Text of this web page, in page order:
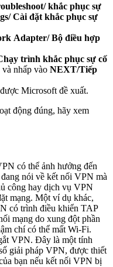
khắc phục sự
Cài đặt khắc phục sự
Adapter/ Bộ điều hợp
trình khắc phục sự cố
nhấp vào NEXT/Tiếp
Microsoft đề xuất.
động đúng, hãy xem
có thể ảnh hưởng đến
nói về kết nối VPN mà
công hay dịch vụ VPN
dụ khác,
có trình điều khiển TAP
mạng do xung đột phần
chí có thể mất Wi-Fi.
VPN. Đây là một tính
giải pháp VPN, được thiết
bạn nếu kết nối VPN bị